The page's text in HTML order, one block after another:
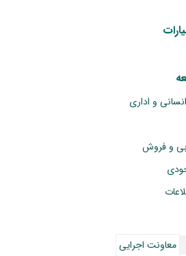
و اداری
و فروش
معاونت اجرایی